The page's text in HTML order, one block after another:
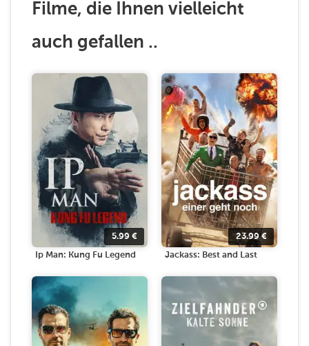
Filme, die Ihnen vielleicht
auch gefallen ..
5.99 €
Ip Man: Kung Fu Legend
23.99€
Jackass: Best and Last